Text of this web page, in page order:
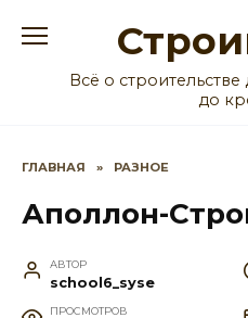
Всё о
до
ГЛАВНАЯ » РАЗНОЕ
Аполлон-
АВТОР
school6_syse
ПРОСМОТРОВ